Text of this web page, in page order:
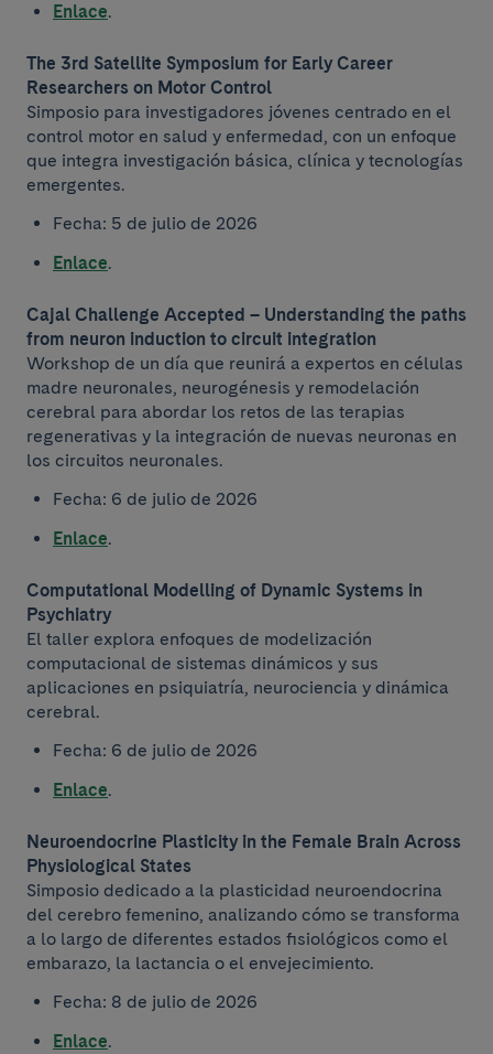
Enlace.
The 3rd Satellite Symposium for Early Career
Researchers on Motor Control
Simposio para investigadores jóvenes centrado en el
control motor en salud y enfermedad, con un enfoque
que integra investigación básica, clínica y tecnologías
emergentes.
Fecha: 5 de julio de 2026
Enlace.
Cajal Challenge Accepted – Understanding the paths
from neuron induction to circuit integration
Workshop de un día que reunirá a expertos en células
madre neuronales, neurogénesis y remodelación
cerebral para abordar los retos de las terapias
regenerativas y la integración de nuevas neuronas en
los circuitos neuronales.
Fecha: 6 de julio de 2026
Enlace.
Computational Modelling of Dynamic Systems in
Psychiatry
El taller explora enfoques de modelización
computacional de sistemas dinámicos y sus
aplicaciones en psiquiatría, neurociencia y dinámica
cerebral.
Fecha: 6 de julio de 2026
Enlace.
Neuroendocrine Plasticity in the Female Brain Across
Physiological States
Simposio dedicado a la plasticidad neuroendocrina
del cerebro femenino, analizando cómo se transforma
a lo largo de diferentes estados fisiológicos como el
embarazo, la lactancia o el envejecimiento.
Fecha: 8 de julio de 2026
Enlace.